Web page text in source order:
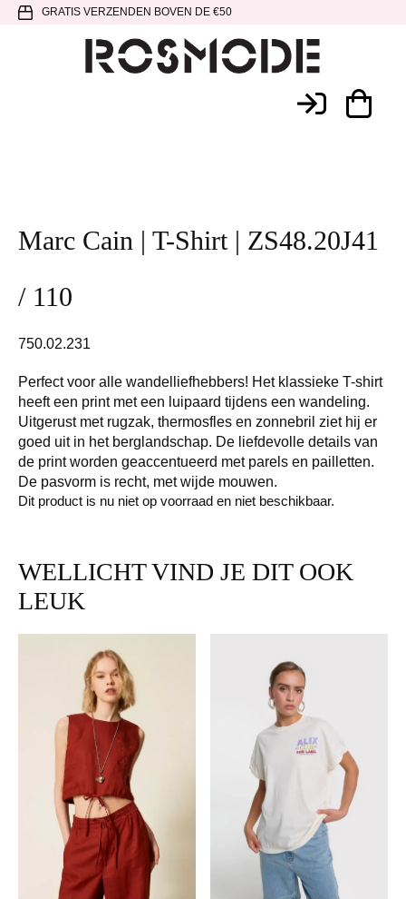
Spring
hoofdnavigatie
Door
SpringGRATIS VERZENDEN BOVEN DE €50
Marc Cain | T-Shirt | ZS48.20J41
/ 110
750.02.231
Perfect voor alle wandelliefhebbers! Het klassieke T-shirt
heeft een print met een luipaard tijdens een wandeling.
Uitgerust met rugzak, thermosfles en zonnebril ziet hij er
goed uit in het berglandschap. De liefdevolle details van
de print worden geaccentueerd met parels en pailletten.
De pasvorm is recht, met wijde mouwen.
Dit product is nu niet op voorraad en niet beschikbaar.
WELLICHT VIND JE DIT OOK
LEUK